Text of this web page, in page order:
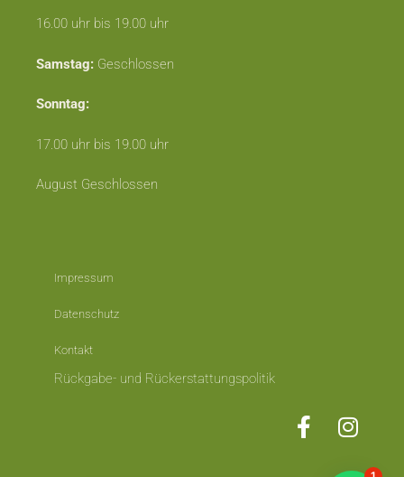
16.00 uhr bis 19.00 uhr
Samstag: Geschlossen
Sonntag:
17.00 uhr bis 19.00 uhr
August Geschlossen
Impressum
Datenschutz
Kontakt
Rückgabe- und Rückerstattungspolitik